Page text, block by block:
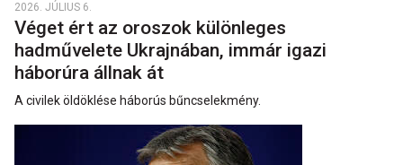
2026. JÚLIUS 6.
Véget ért az oroszok különleges
hadművelete Ukrajnában, immár igazi
háborúra állnak át
A civilek öldöklése háborús bűncselekmény.